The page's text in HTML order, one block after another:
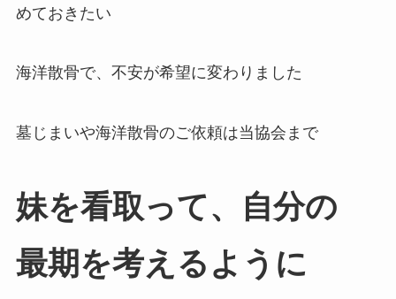
めておきたい
海洋散骨で、不安が希望に変わりました
墓じまいや海洋散骨のご依頼は当協会まで
妹を​看取って、​自分の​
最期を​考えるように